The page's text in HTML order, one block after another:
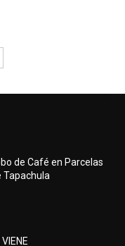
de Café en Parcelas
Tapachula